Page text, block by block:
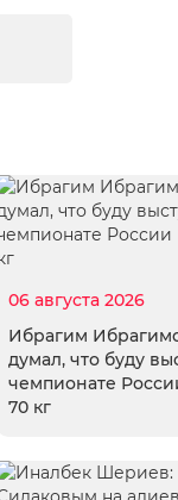
06 августа 2026
Ибрагим
думал, что буду
чемпионате
70 кг